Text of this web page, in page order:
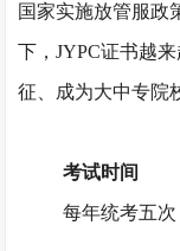
国家实施放管服政
下，JYPC证书越
征、成为大中专院
考试时间
每年统考五